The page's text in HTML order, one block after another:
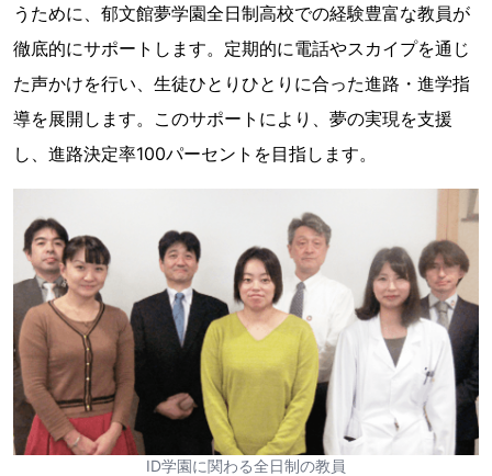
うために、郁文館夢学園全日制高校での経験豊富な教員が
徹底的にサポートします。定期的に電話やスカイプを通じ
た声かけを行い、生徒ひとりひとりに合った進路・進学指
導を展開します。このサポートにより、夢の実現を支援
し、進路決定率100パーセントを目指します。
ID学園に関わる全日制の教員